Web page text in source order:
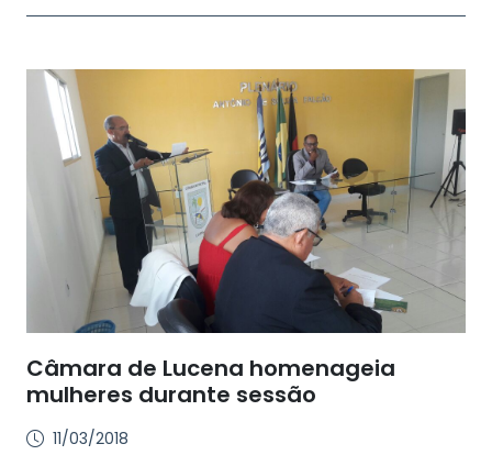
Câmara de Lucena homenageia
mulheres durante sessão
11/03/2018